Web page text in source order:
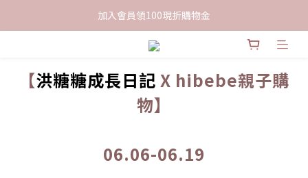
限時下單送餅乾乙包，滿$999免運
加入會員領100現折購物金
限時下單送餅乾乙包，滿$999免運
【洪糖糖成長日記 X hibebe親子購
物】
06.06-06.19